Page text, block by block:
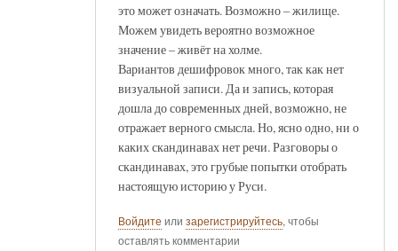
это может означать. Возможно – жилище.
Можем увидеть вероятно возможное
значение – живёт на холме.
Вариантов дешифровок много, так как нет
визуальной записи. Да и запись, которая
дошла до современных дней, возможно, не
отражает верного смысла. Но, ясно одно, ни о
каких скандинавах нет речи. Разговоры о
скандинавах, это грубые попытки отобрать
настоящую историю у Руси.
Войдите или зарегистрируйтесь, чтобы
оставлять комментарии